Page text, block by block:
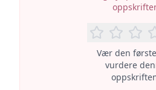
Vær den
vurdere